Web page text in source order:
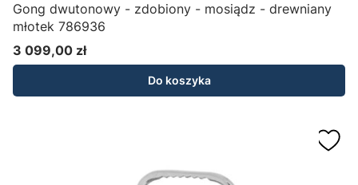
Gong dwutonowy - zdobiony - mosiądz - drewniany
młotek 786936
Cena
3 099,00 zł
Do koszyka